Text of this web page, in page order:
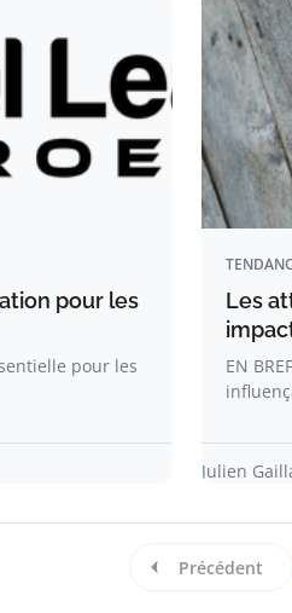
pour les
pour les
Les
EN
Julien
Précédent